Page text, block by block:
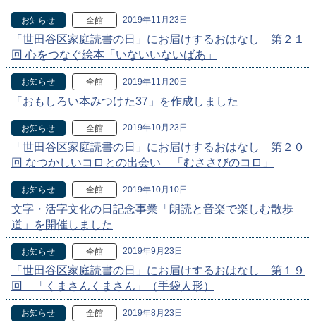
お知らせ 全館 2019年11月23日
「世田谷区家庭読書の日」にお届けするおはなし 第２１
回 心をつなぐ絵本「いないいないばあ」
お知らせ 全館 2019年11月20日
「おもしろい本みつけた37」を作成しました
お知らせ 全館 2019年10月23日
「世田谷区家庭読書の日」にお届けするおはなし 第２０
回 なつかしいコロとの出会い 「むささびのコロ」
お知らせ 全館 2019年10月10日
文字・活字文化の日記念事業「朗読と音楽で楽しむ散歩
道」を開催しました
お知らせ 全館 2019年9月23日
「世田谷区家庭読書の日」にお届けするおはなし 第１９
回 「くまさんくまさん」（手袋人形）
お知らせ 全館 2019年8月23日